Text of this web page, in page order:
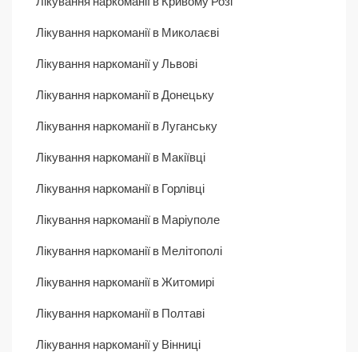
Лікування наркоманії в Миколаєві
Лікування наркоманії у Львові
Лікування наркоманії в Донецьку
Лікування наркоманії в Луганську
Лікування наркоманії в Макіївці
Лікування наркоманії в Горлівці
Лікування наркоманії в Маріуполе
Лікування наркоманії в Мелітополі
Лікування наркоманії в Житомирі
Лікування наркоманії в Полтаві
Лікування наркоманії у Вінниці